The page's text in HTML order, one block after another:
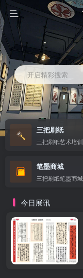
开启精彩搜索
三把刷纸
笔墨商城
今日展讯